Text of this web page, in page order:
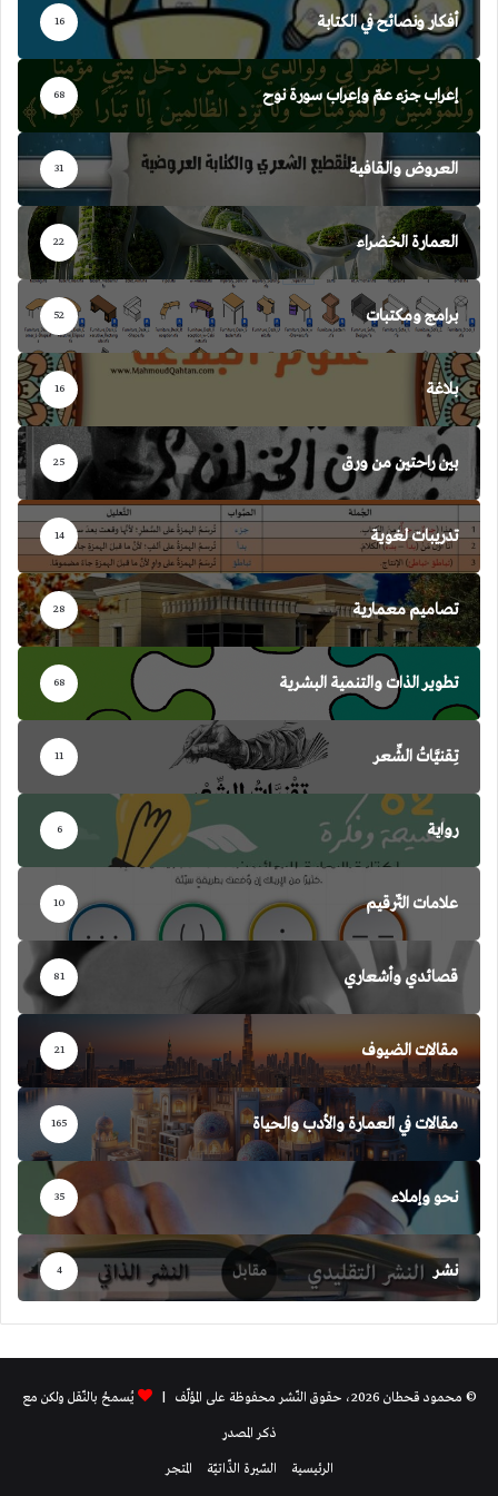
أفكار ونصائح في الكتابة 16
إعراب جزء عمّ وإعراب سورة نوح 68
العروض والقافية 31
العمارة الخضراء 22
برامج ومكتبات 52
بلاغة 16
بين راحتين من ورق 25
تدريبات لغوية 14
تصاميم معمارية 28
تطوير الذات والتنمية البشرية 68
تِقنيَّاتُ الشِّعر 11
رواية 6
علامات التّرقيم 10
قصائدي وأشعاري 81
مقالات الضيوف 21
مقالات في العمارة والأدب والحياة 165
نحو وإملاء 35
نشر 4
© محمود قحطان 2026، حقوق النّشر محفوظة على المؤلّف |
يُسمحُ بالنّقل ولكن مع
ذكر المصدر
الرئيسية
السّيرة الذّاتيّة المتجر